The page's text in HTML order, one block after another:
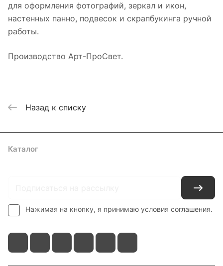
для оформления фотографий, зеркал и икон,
настенных панно, подвесок и скрапбукинга ручной
работы.
Производство Арт-ПроСвет.
Назад к списку
Каталог
Нажимая на кнопку, я принимаю условия соглашения.